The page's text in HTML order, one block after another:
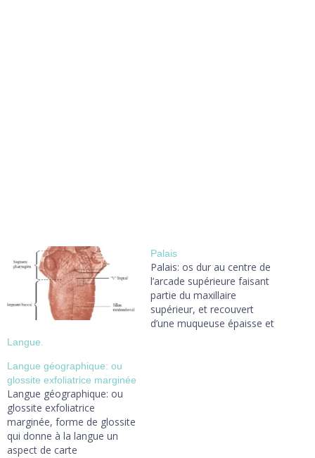
Langue.
Palais
Palais: os dur au centre de
l’arcade supérieure faisant
partie du maxillaire
supérieur, et recouvert
d’une muqueuse épaisse et
Langue géographique: ou
glossite exfoliatrice marginée
Langue géographique: ou
glossite exfoliatrice
marginée, forme de glossite
qui donne à la langue un
aspect de carte